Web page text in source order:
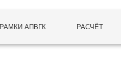
РАМКИ АПВГК РАСЧЁТ